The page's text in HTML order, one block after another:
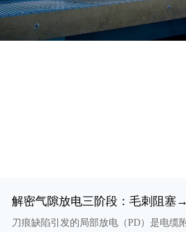
解密气隙放电三阶段：毛刺阻
刀痕缺陷引发的局部放电（PD）是电缆